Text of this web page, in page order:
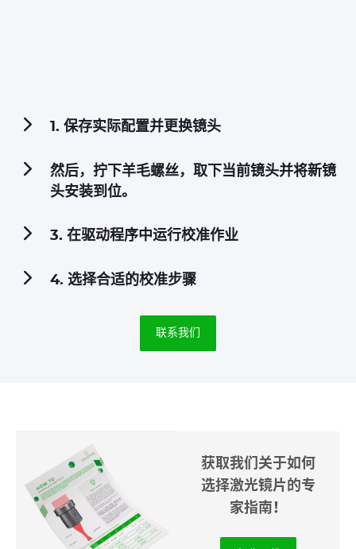
1. 保存实际配置并更换镜头
然后，拧下羊毛螺丝，取下当前镜头并将新镜
头安装到位。
3. 在驱动程序中运行校准作业
4. 选择合适的校准步骤
联系我们
获取我们关于如何
选择激光镜片的专
家指南！